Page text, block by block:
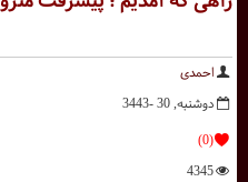
احمدی
دوشنبه, 30 -3443
(0)
4345